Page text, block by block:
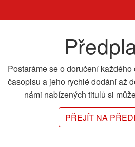
Postaráme se o doručení
časopisu a jeho rychlé dodání až
námi nabízených titulů si
PŘEJÍT NA